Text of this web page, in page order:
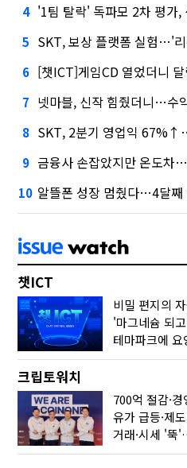
4 '1팀 탈락' 독파모 2차 평가,
5 SKT, 보상 플랫폼 실험…'
6 [챗ICT]게임CD 열었더니
7 넷마블, 신작 힘줬더니…수
8 SKT, 2분기 영업익
9 금융사 손잡았지만 온도차
10 알뜰폰 성장 멈췄다…4달째
챗ICT
비밀 편지의
크립토워치
유가 급등·제
거래·시세 '뚝